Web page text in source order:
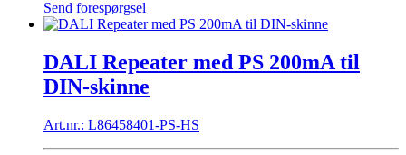
Send forespørgsel
DALI Repeater med PS 200mA til
DIN-skinne
Art.nr.: L86458401-PS-HS